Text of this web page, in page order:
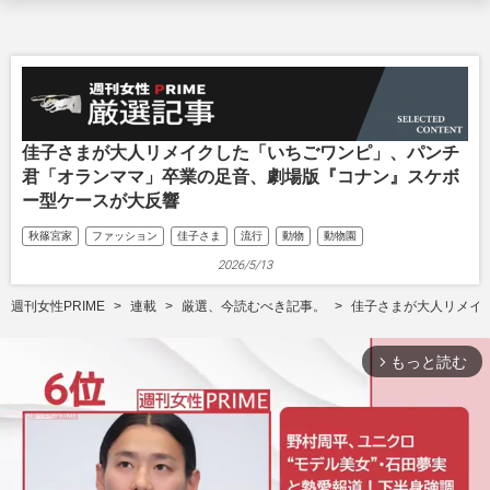
佳子さまが大人リメイクした「いちごワンピ」、パンチ
君「オランママ」卒業の足音、劇場版『コナン』スケボ
ー型ケースが大反響
秋篠宮家 ファッション 佳子さま 流行 動物 動物園
2026/5/13
週刊女性PRIME 連載 厳選、今読むべき記事。 佳子さまが大人リメイ
arrow_forward_ios もっと読む